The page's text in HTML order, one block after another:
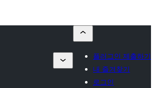
플러그인 제출하기
내 즐겨찾기
로그인